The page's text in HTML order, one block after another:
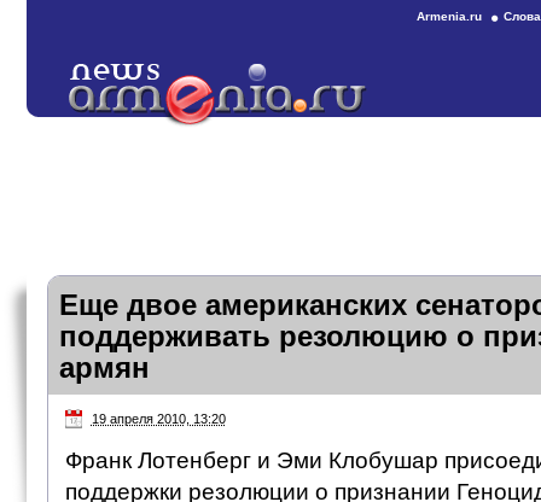
Armenia.ru
Еще двое американских
поддерживать резолюцию о
армян
19 апреля 2010, 13:20
Франк Лотенберг и Эми Клобушар
поддержки резолюции о признании